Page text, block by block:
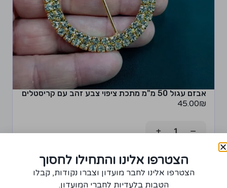
אבזם עגול 50 מ"מ מתכת ציפוי צבע זהב עם קריסטלים
45.00₪
−
+
רכישת יחידה ממוצר זה תצברו 2 נקודות!
הוספה לסל
הצטרפו אלינו והתחילו לחסוך
הצטרפו אלינו לחבר מועדון וצברו נקודות, קבלו
הטבות בלעדיות לחברי המועדון.